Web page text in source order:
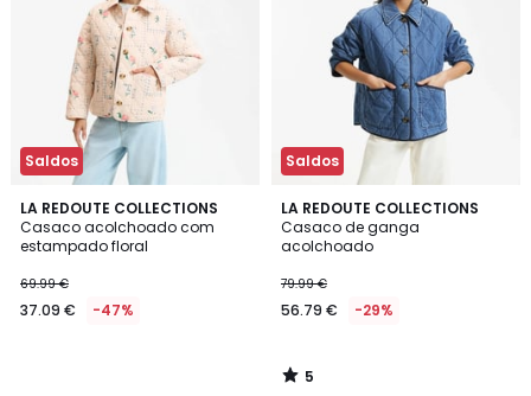
Saldos
LA REDOUTE COLLECTIONS
Casaco acolchoado com
estampado floral
69.99 €
37.09 € -47%
Saldos
LA REDOUTE COLLECTIONS
Casaco de ganga
acolchoado
79.99 €
56.79 € -29%
5
/
5
5
/